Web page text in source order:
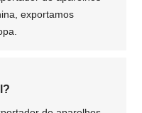
exportamos